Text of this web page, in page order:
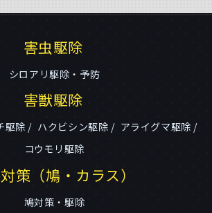
害虫駆除
シロアリ駆除・予防
害獣駆除
駆除 ハクビシン駆除
アライグマ駆除
コウモリ駆除
策（鳩・カラス）
鳩対策・駆除